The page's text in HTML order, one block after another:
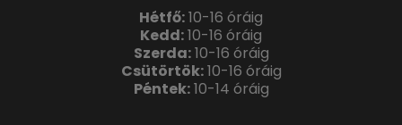
Hétfő:10-16 óráig
Kedd:10-16 óráig
Szerda:10-16 óráig
Csütörtök:10-16 óráig
Péntek:10-14 óráig